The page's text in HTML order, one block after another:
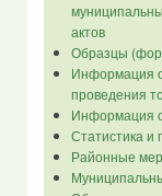
актов
Образцы
Информация
проведения
Информация
Статистика и
Районные